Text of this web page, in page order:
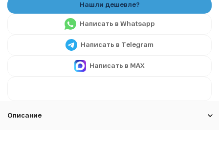
Написать в Whatsapp
Написать в Telegram
Написать в MAX
Описание